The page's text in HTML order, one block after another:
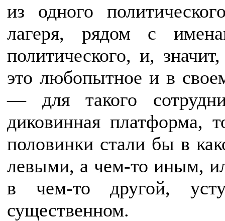
из одного
лагеря, рядом с
политического, и,
это любопытное и в
— для такого
диковинная платформа,
половинки стали бы в
левыми, а чем-то иным,
в чем-то другой,
существенном.